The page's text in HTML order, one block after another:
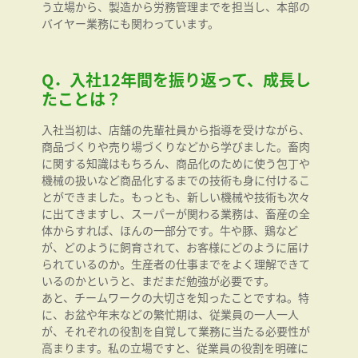
う立場から、製造から労務管理までを担当し、本部の
バイヤー業務にも関わっています。
Q．入社12年間を振り返って、成長し
たことは？
入社当初は、店舗の先輩社員から指導を受けながら、
商品づくりや売り場づくりなどから学びました。畜肉
に関する知識はもちろん、商品化のために使う包丁や
機械の扱いなど商品化するまでの技術も身に付けるこ
とができました。もっとも、新しい機械や技術も次々
に出てきますし、スーパーが関わる業務は、畜産の全
体からすれば、ほんの一部分です。牛や豚、鶏など
が、どのように飼育されて、お客様にどのように届け
られているのか。生産者の仕事までをよく理解できて
いるのかというと、まだまだ勉強が必要です。
あと、チームワークの大切さを知ったことですね。特
に、お盆や年末などの繁忙期は、従業員の一人一人
が、それぞれの役割を自覚して業務に当たる必要性が
高まります。私の立場ですと、従業員の役割を明確に